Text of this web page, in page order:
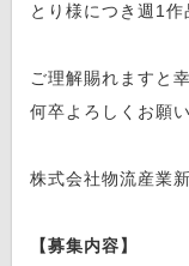
とり様につき週1作
ご理解賜れますと
何卒よろしくお願い
株式会社物流産業
【募集内容】